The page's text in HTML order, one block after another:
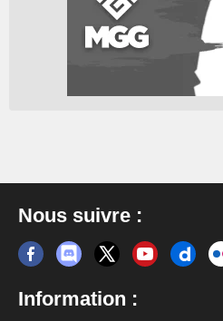
Nous suivre :
Information :